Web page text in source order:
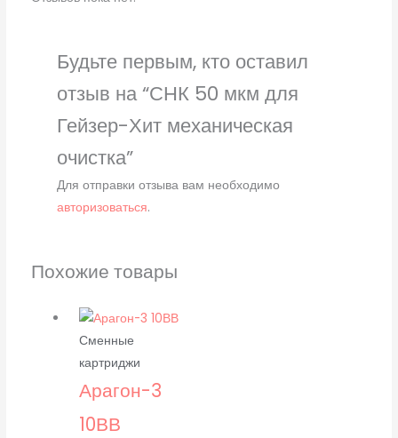
Будьте первым, кто оставил
отзыв на “СНК 50 мкм для
Гейзер-Хит механическая
очистка”
Для отправки отзыва вам необходимо
авторизоваться.
Похожие товары
Сменные
картриджи
Арагон-3
10ВВ